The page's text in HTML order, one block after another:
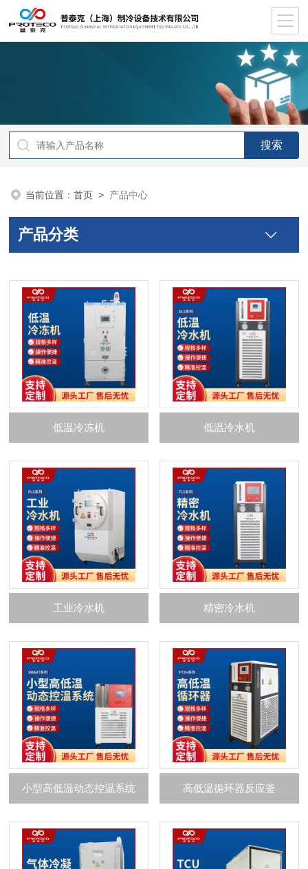
当前位置：首页 > 产品中心
产品分类
低温冷冻机 低温冷水机
工业冷水机 精密冷水机
小型高低温动态控温系统 高低温循环器反应釜